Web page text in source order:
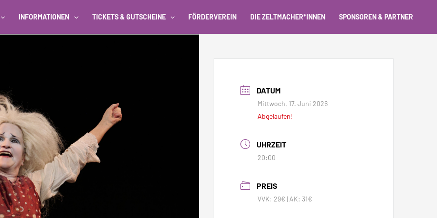
INFORMATIONEN TICKETS & GUTSCHEINE FÖRDERVEREIN DIE ZELTMACHER*INNEN SPONSOREN & PARTNER
DATUM
Mittwoch, 17. Juni 2026
Abgelaufen!
UHRZEIT
20:00
PREIS
VVK: 29€ | AK: 31€